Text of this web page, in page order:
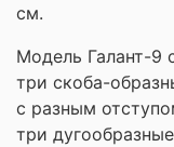
см.
Модель Галант-9
три скоба-
с разным
три